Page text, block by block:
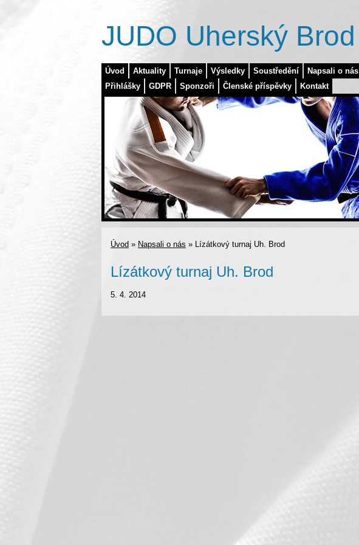
Úvod Aktuality Turnaje Výsledky Soustředění Napsali o nás
Přihlášky
GDPR Sponzoři Členské příspěvky Kontakt
JUDO Uherský Brod
Úvod » Napsali o nás » Lízátkový turnaj Uh. Brod
Lízátkový turnaj Uh. Brod
5. 4. 2014